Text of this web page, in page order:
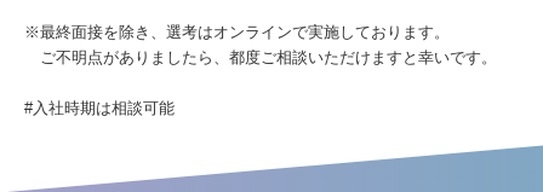
※最終面接を除き、選考はオンラインで実施しております。
ご不明点がありましたら、都度ご相談いただけますと幸いです。
#入社時期は相談可能